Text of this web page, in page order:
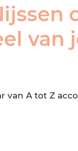
van
van A tot Z